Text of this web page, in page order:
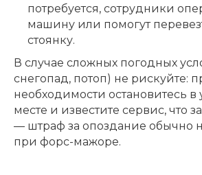
потребуется, сотрудники
машину или помогут
стоянку.
В случае сложных погодных
снегопад, потоп) не рискуйте:
необходимости остановитесь
месте и известите сервис, что
— штраф за опоздание обычно
при форс-мажоре.